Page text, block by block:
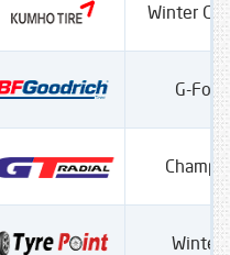
Winter
G-
Winter